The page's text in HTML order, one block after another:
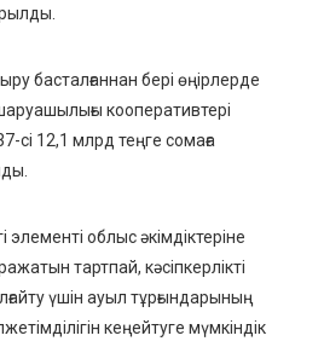
басталғаннан бері өңірлерде
кооперативтері
сі 12,1 млрд теңге сомаға
элементі облыс әкімдіктеріне
тартпай, кәсіпкерлікті
үшін ауыл тұрғындарының
кеңейтуге мүмкіндік